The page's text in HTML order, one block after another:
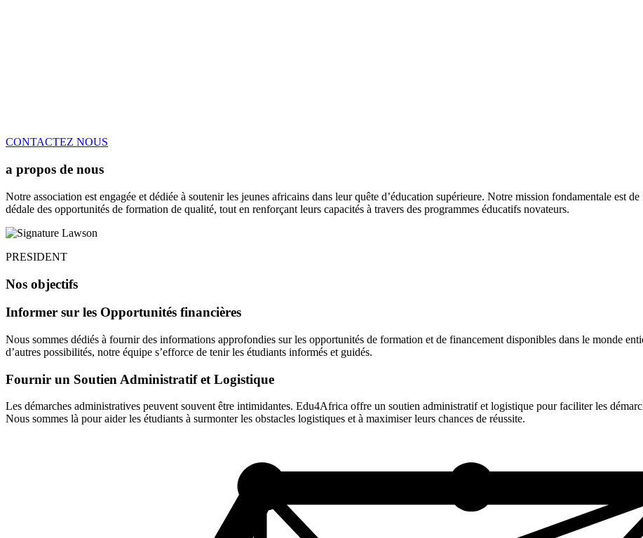
CONTACTEZ NOUS
a propos de nous
Notre association est engagée et dédiée à soutenir les jeunes africains dans leur quête d’éducation supérieure. Notre mission fondamentale est
dédale des opportunités de formation de qualité, tout en renforçant leurs capacités à travers des programmes éducatifs novateurs.
PRESIDENT
Nos objectifs
Informer sur les Opportunités financières
Nous sommes dédiés à fournir des informations approfondies sur les opportunités de formation et de financement disponibles dans le monde
d’autres possibilités, notre équipe s’efforce de tenir les étudiants informés et guidés.
Fournir un Soutien Administratif et Logistique
Les démarches administratives peuvent souvent être intimidantes. Edu4Africa offre un soutien administratif et logistique pour faciliter les
Nous sommes là pour aider les étudiants à surmonter les obstacles logistiques et à maximiser leurs chances de réussite.